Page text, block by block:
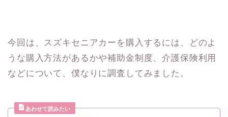
今回は、スズキセニアカーを購入するには、どのよ
うな購入方法があるかや補助金制度、介護保険利用
などについて、僕なりに調査してみました。